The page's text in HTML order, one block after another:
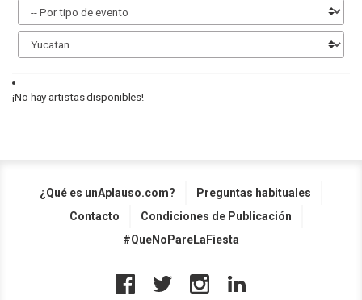
¡No hay artistas disponibles!
¿Qué es unAplauso.com?
Preguntas habituales
Contacto
Condiciones de Publicación
#QueNoPareLaFiesta